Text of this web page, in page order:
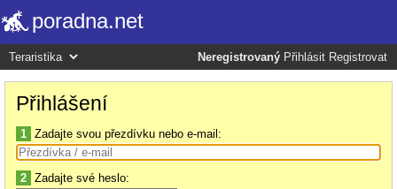
poradna.net
Neregistrovaný Přihlásit Registrovat
Přihlášení
1 Zadajte svou přezdívku nebo e-mail:
2 Zadajte své heslo: